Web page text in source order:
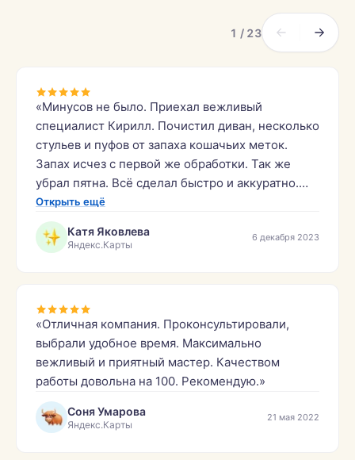
1 / 23
«Минусов не было. Приехал вежливый
специалист Кирилл. Почистил диван, несколько
стульев и пуфов от запаха кошачьих меток.
Запах исчез с первой же обработки. Так же
убрал пятна. Всё сделал быстро и аккуратно.
Молодцы.»
Открыть ещё
Катя Яковлева
Яндекс.Карты
6 декабря 2023
«Отличная компания. Проконсультировали,
выбрали удобное время. Максимально
вежливый и приятный мастер. Качеством
работы довольна на 100. Рекомендую.»
Соня Умарова
Яндекс.Карты
21 мая 2022